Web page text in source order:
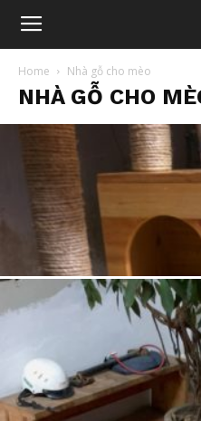
Home Nhà gỗ cho mèo
NHÀ GỖ CHO
NHÀ GỖ CHO MÈO
Mẫu nhà mèo M1: